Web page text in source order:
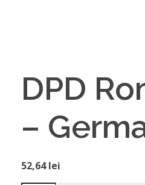
DPD
–
52,64lei